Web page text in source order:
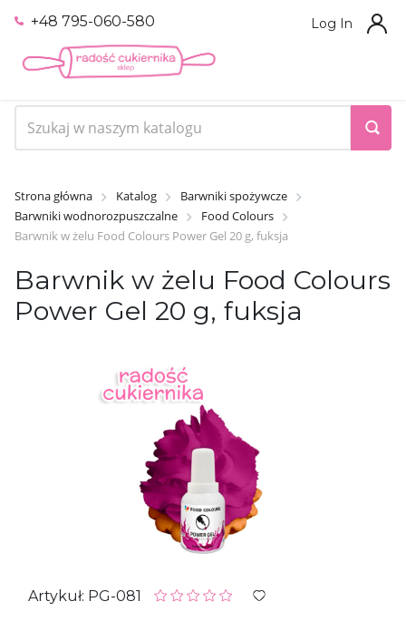
+48 795-060-580 Log In
Strona główna Katalog
Barwniki spożywcze
Barwniki wodnorozpuszczalne
Food Colours
Barwnik w żelu Food Colours Power Gel 20 g, fuksja
Barwnik w żelu Food Colours
Power Gel 20 g, fuksja
Artykuł: PG-081